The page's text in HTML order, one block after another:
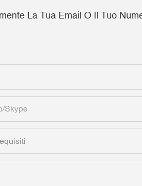
La Tua Email O Il Tuo
skype